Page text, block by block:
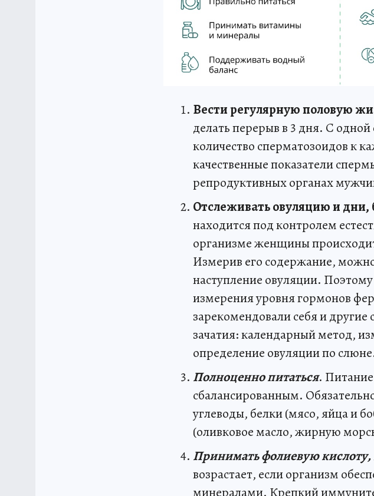
Вести регулярную половую
делать перерыв в 3 дня. С
количество сперматозоидов к
качественные показатели
репродуктивных органах
Отслеживать овуляцию и дни,
находится под контролем
организме женщины
Измерив его содержание,
наступление овуляции.
измерения уровня гормонов
зарекомендовали себя и
зачатия: календарный метод,
определение овуляции по
Полноценно питаться.
сбалансированным.
углеводы, белки (мясо, яйца и
(оливковое масло, жирную
Принимать фолиевую
возрастает, если организм